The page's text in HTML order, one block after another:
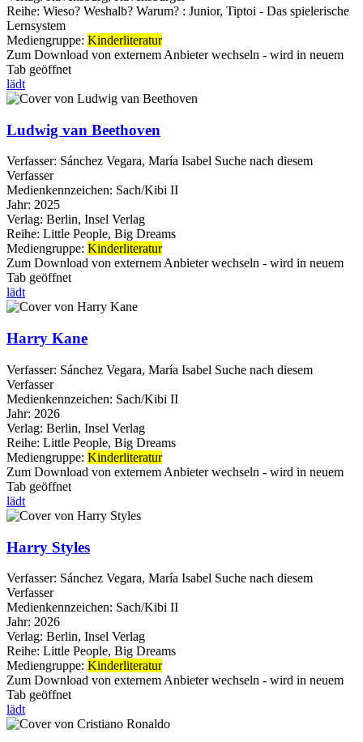
Reihe: Wieso? Weshalb? Warum? : Junior, Tiptoi - Das spielerische
Lernsystem
Mediengruppe: Kinderliteratur
Zum Download von externem Anbieter wechseln - wird in neuem
Tab geöffnet
lädt
Ludwig van Beethoven
Verfasser: Sánchez Vegara, María Isabel Suche nach diesem
Verfasser
Medienkennzeichen: Sach/Kibi II
Jahr: 2025
Verlag: Berlin, Insel Verlag
Reihe: Little People, Big Dreams
Mediengruppe: Kinderliteratur
Zum Download von externem Anbieter wechseln - wird in neuem
Tab geöffnet
lädt
Harry Kane
Verfasser: Sánchez Vegara, María Isabel Suche nach diesem
Verfasser
Medienkennzeichen: Sach/Kibi II
Jahr: 2026
Verlag: Berlin, Insel Verlag
Reihe: Little People, Big Dreams
Mediengruppe: Kinderliteratur
Zum Download von externem Anbieter wechseln - wird in neuem
Tab geöffnet
lädt
Harry Styles
Verfasser: Sánchez Vegara, María Isabel Suche nach diesem
Verfasser
Medienkennzeichen: Sach/Kibi II
Jahr: 2026
Verlag: Berlin, Insel Verlag
Reihe: Little People, Big Dreams
Mediengruppe: Kinderliteratur
Zum Download von externem Anbieter wechseln - wird in neuem
Tab geöffnet
lädt